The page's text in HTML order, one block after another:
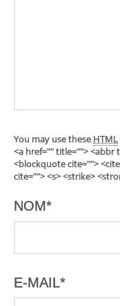
You may use these HTML
<a href="" title=""> <abbr
<blockquote cite="">
cite=""> <s> <strike>
NOM*
E-MAIL*